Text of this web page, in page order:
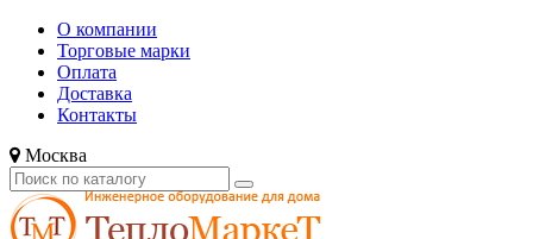
О компании
Торговые марки
Оплата
Доставка
Контакты
Москва